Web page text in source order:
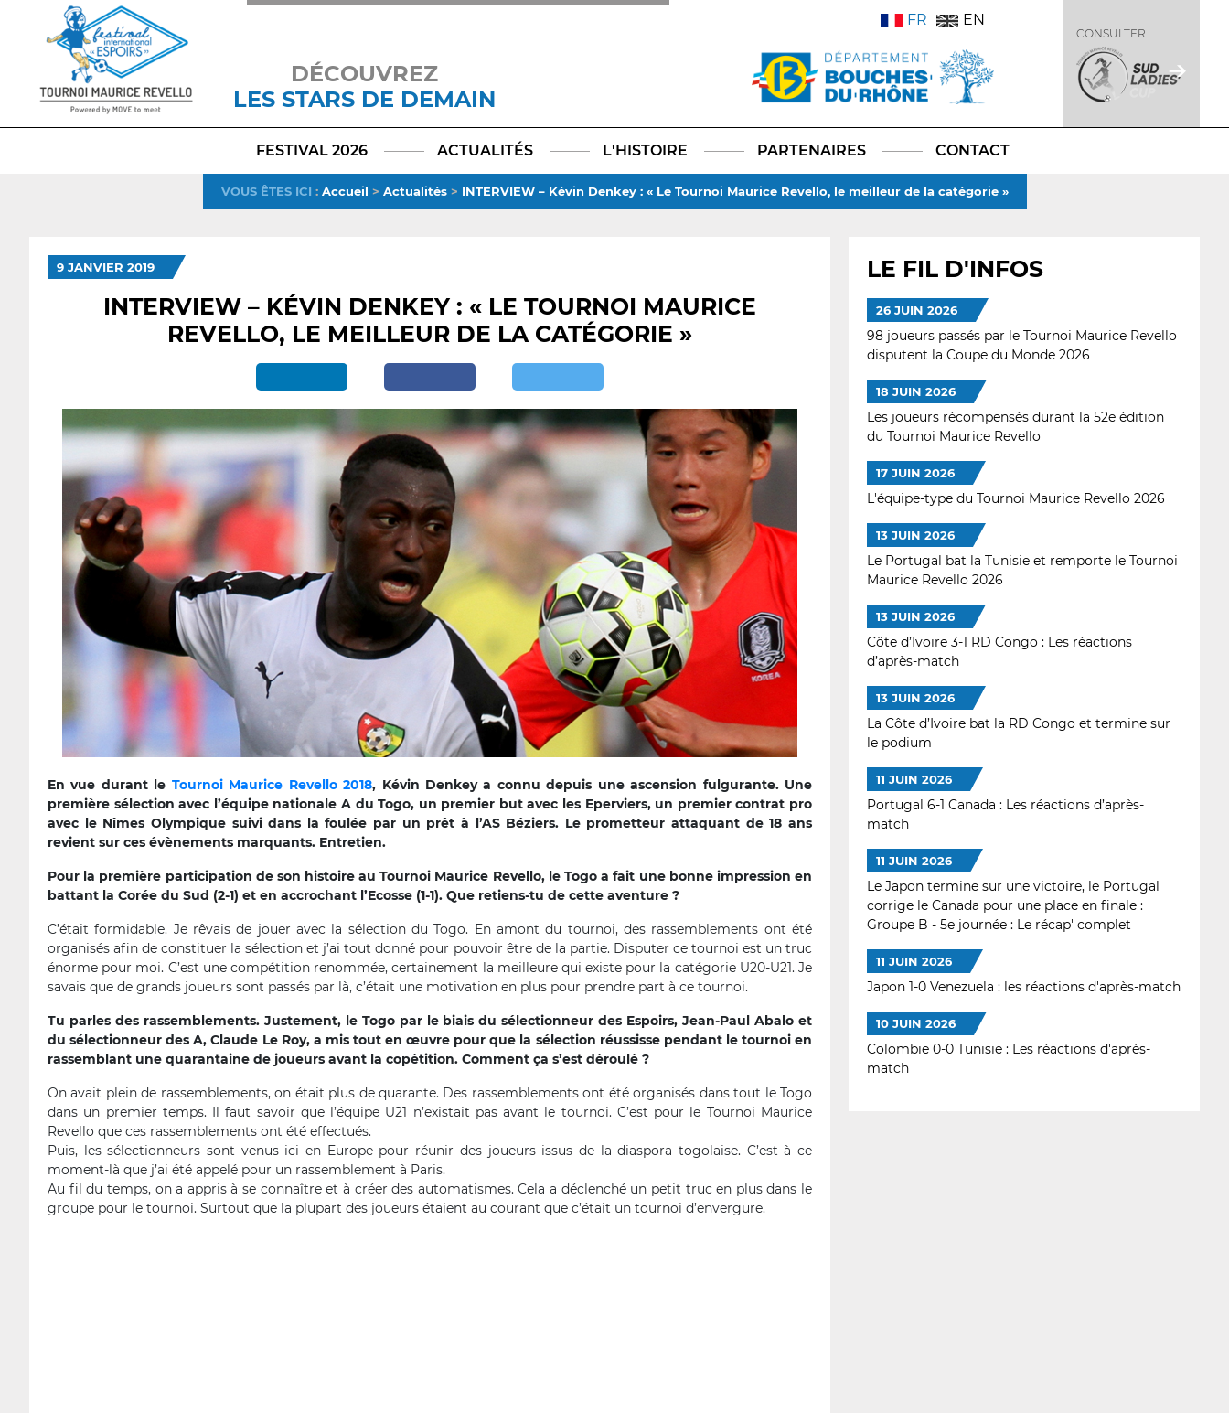
DÉCOUVREZ
LES STARS DE DEMAIN
TikTokLinkedIn
X
FR EN
CONSULTER
FESTIVAL 2026 ACTUALITÉS L'HISTOIRE PARTENAIRES CONTACT
VOUS ÊTES ICI : Accueil > Actualités> INTERVIEW – Kévin Denkey : « Le Tournoi Maurice Revello, le meilleur de la catégorie »
9 JANVIER 2019
INTERVIEW – KÉVIN DENKEY : « LE TOURNOI MAURICE
REVELLO, LE MEILLEUR DE LA CATÉGORIE »
En vue durant le Tournoi Maurice Revello 2018, Kévin Denkey a connu depuis une ascension fulgurante. Une
première sélection avec l’équipe nationale A du Togo, un premier but avec les Eperviers, un premier contrat pro
avec le Nîmes Olympique suivi dans la foulée par un prêt à l’AS Béziers. Le prometteur attaquant de 18 ans
revient sur ces évènements marquants. Entretien.
Pour la première participation de son histoire au Tournoi Maurice Revello, le Togo a fait une bonne impression en
battant la Corée du Sud (2-1) et en accrochant l’Ecosse (1-1). Que retiens-tu de cette aventure ?
C’était formidable. Je rêvais de jouer avec la sélection du Togo. En amont du tournoi, des rassemblements ont été
organisés afin de constituer la sélection et j’ai tout donné pour pouvoir être de la partie. Disputer ce tournoi est un truc
énorme pour moi. C’est une compétition renommée, certainement la meilleure qui existe pour la catégorie U20-U21. Je
savais que de grands joueurs sont passés par là, c’était une motivation en plus pour prendre part à ce tournoi.
Tu parles des rassemblements. Justement, le Togo par le biais du sélectionneur des Espoirs, Jean-Paul Abalo et
du sélectionneur des A, Claude Le Roy, a mis tout en œuvre pour que la sélection réussisse pendant le tournoi en
rassemblant une quarantaine de joueurs avant la copétition. Comment ça s’est déroulé ?
On avait plein de rassemblements, on était plus de quarante. Des rassemblements ont été organisés dans tout le Togo
dans un premier temps. Il faut savoir que l’équipe U21 n’existait pas avant le tournoi. C’est pour le Tournoi Maurice
Revello que ces rassemblements ont été effectués.
Puis, les sélectionneurs sont venus ici en Europe pour réunir des joueurs issus de la diaspora togolaise. C’est à ce
moment-là que j’ai été appelé pour un rassemblement à Paris.
Au fil du temps, on a appris à se connaître et à créer des automatismes. Cela a déclenché un petit truc en plus dans le
groupe pour le tournoi. Surtout que la plupart des joueurs étaient au courant que c’était un tournoi d’envergure.
LE FIL D'INFOS
26 JUIN 2026
98 joueurs passés par le Tournoi Maurice Revello
disputent la Coupe du Monde 2026
18 JUIN 2026
Les joueurs récompensés durant la 52e édition
du Tournoi Maurice Revello
17 JUIN 2026
L'équipe-type du Tournoi Maurice Revello 2026
13 JUIN 2026
Le Portugal bat la Tunisie et remporte le Tournoi
Maurice Revello 2026
13 JUIN 2026
Côte d’Ivoire 3-1 RD Congo : Les réactions
d’après-match
13 JUIN 2026
La Côte d’Ivoire bat la RD Congo et termine sur
le podium
11 JUIN 2026
Portugal 6-1 Canada : Les réactions d’après-
match
11 JUIN 2026
Le Japon termine sur une victoire, le Portugal
corrige le Canada pour une place en finale :
Groupe B - 5e journée : Le récap' complet
11 JUIN 2026
Japon 1-0 Venezuela : les réactions d'après-match
10 JUIN 2026
Colombie 0-0 Tunisie : Les réactions d'après-
match